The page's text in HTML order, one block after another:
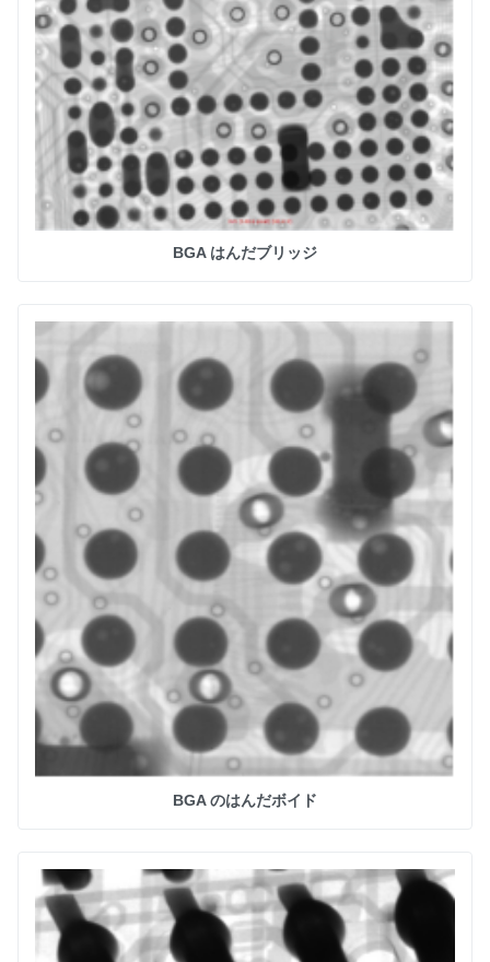
BGA はんだブリッジ
BGA のはんだボイド